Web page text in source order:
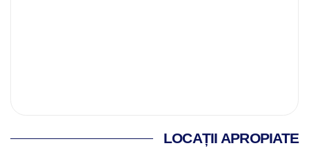
LOCAȚII APROPIATE